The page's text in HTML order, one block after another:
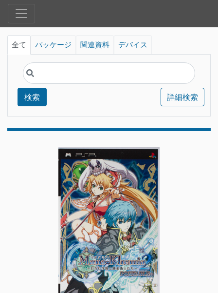
全て パッケージ 関連資料 デバイス
検索 詳細検索